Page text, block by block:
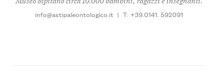
info@astipaleontologico.it | T: +39.0141. 592091